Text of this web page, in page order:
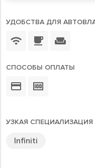
УДОБСТВА ДЛЯ
СПОСОБЫ ОПЛАТЫ
УЗКАЯ
Infiniti